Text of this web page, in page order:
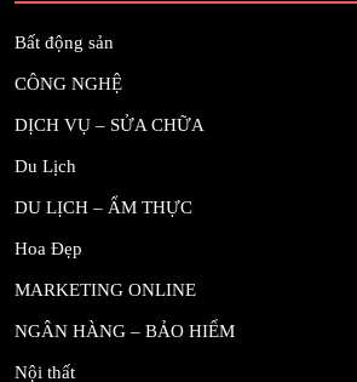
Bất động sản
CÔNG NGHỆ
DỊCH VỤ – SỬA CHỮA
Du Lịch
DU LỊCH – ẨM THỰC
Hoa Đẹp
MARKETING ONLINE
NGÂN HÀNG – BẢO HIỂM
Nội thất